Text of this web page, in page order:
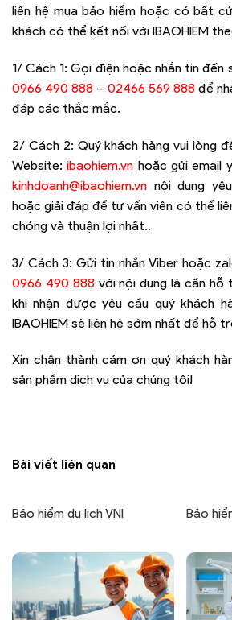
liên hệ mua bảo hiểm hoặc có bất
khách có thể kết nối với IBAOHIEM
1/ Cách 1: Gọi điện hoặc nhắn tin đến
0966 490 888 – 02466 569 888 để
đáp các thắc mắc.
2/ Cách 2: Quý khách hàng vui lòng
Website: ibaohiem.vn hoặc gửi email
kinhdoanh@ibaohiem.vn nội dung
hoặc giải đáp để tư vấn viên có thể
chóng và thuận lợi nhất..
3/ Cách 3: Gửi tin nhắn Viber hoặc
0966 490 888với nội dung là cần hỗ
khi nhận được yêu cầu quý khách
IBAOHIEM sẽ liên hệ sớm nhất để hỗ
Xin chân thành cám ơn quý khách
sản phẩm dịch vụ của chúng tôi!
Bài viết liên quan
Bảo hiểm du lịch VNI Bảo